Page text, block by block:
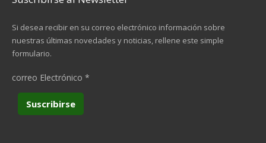
Si desea recibir en su correo electrónico información sobre
nuestras últimas novedades y noticias, rellene este simple
formulario.
correo Electrónico *